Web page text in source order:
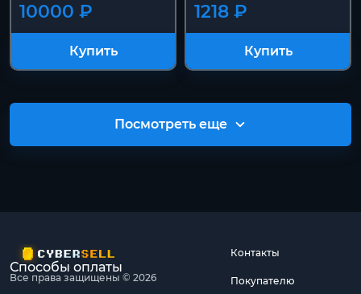
10000 ₽
Купить
1218 ₽
Купить
Посмотреть еще
Все права защищены © 2026
Контакты
Покупателю
Способы оплаты